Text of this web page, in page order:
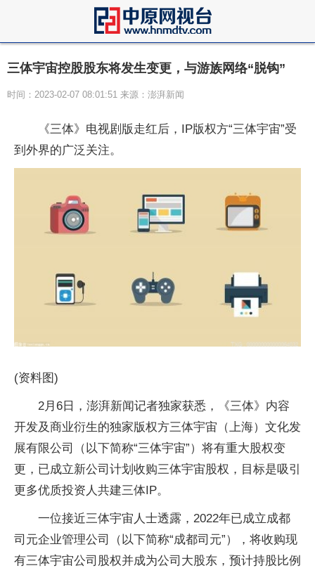
三体宇宙控股股东将发生变更，与游族网络“脱钩”
时间：2023-02-07 08:01:51 来源：澎湃新闻
《三体》电视剧版走红后，IP版权方“三体宇宙”受
到外界的广泛关注。
(资料图)
2月6日，澎湃新闻记者独家获悉，《三体》内容
开发及商业衍生的独家版权方三体宇宙（上海）文化发
展有限公司（以下简称“三体宇宙”）将有重大股权变
更，已成立新公司计划收购三体宇宙股权，目标是吸引
更多优质投资人共建三体IP。
一位接近三体宇宙人士透露，2022年已成立成都
司元企业管理公司（以下简称“成都司元”），将收购现
有三体宇宙公司股权并成为公司大股东，预计持股比例